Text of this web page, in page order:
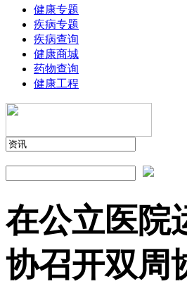
健康专题
疾病专题
疾病查询
健康商城
药物查询
健康工程
在公立医
协召开双周